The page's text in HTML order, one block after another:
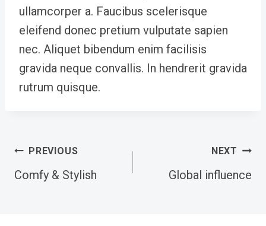
ullamcorper a. Faucibus scelerisque
eleifend donec pretium vulputate sapien
nec. Aliquet bibendum enim facilisis
gravida neque convallis. In hendrerit gravida
rutrum quisque.
Post
navigation
PREVIOUS
Comfy & Stylish
NEXT
Global influence